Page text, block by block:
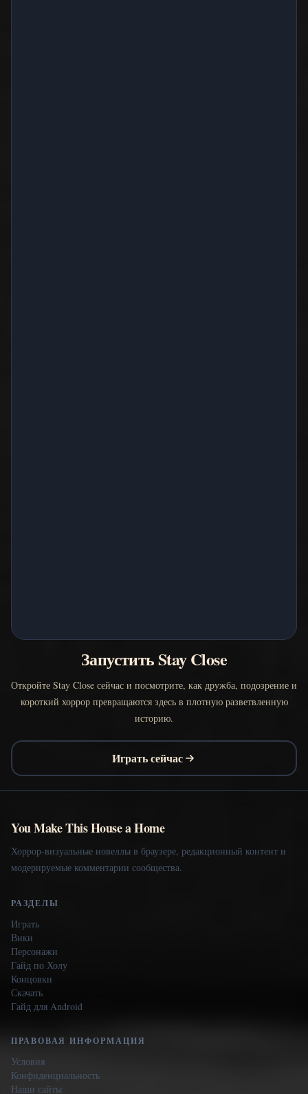
Запустить Stay Close
Откройте Stay Close сейчас и посмотрите, как дружба, подозрение и
короткий хоррор превращаются здесь в плотную разветвленную
историю.
Играть сейчас
You Make This House a Home
Хоррор-визуальные новеллы в браузере, редакционный контент и
модерируемые комментарии сообщества.
РАЗДЕЛЫ
Играть
Вики
Персонажи
Гайд по Холу
Концовки
Скачать
Гайд для Android
ПРАВОВАЯ ИНФОРМАЦИЯ
Условия
Конфиденциальность
Наши сайты